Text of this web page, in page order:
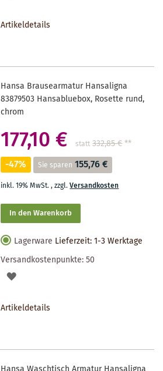
Artikeldetails
Hansa Brausearmatur Hansaligna
83879503 Hansabluebox, Rosette rund,
chrom
177,10 € statt 332,85 €**
-47% Sie sparen 155,76 €
inkl. 19% MwSt.,zzgl.Versandkosten
In den Warenkorb
Lagerware Lieferzeit: 1-3 Werktage
Versandkostenpunkte:50
AUF
Artikeldetails